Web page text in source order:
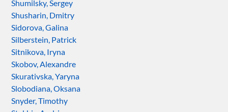
Shumilsky, Sergey
Shusharin, Dmitry
Sidorova, Galina
Silberstein, Patrick
Sitnikova, Iryna
Skobov, Alexandre
Skurativska, Yaryna
Slobodiana, Oksana
Snyder, Timothy